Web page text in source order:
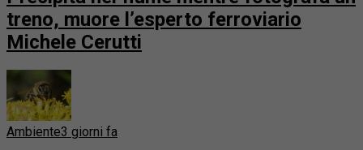
treno, muore l’esperto ferroviario
Michele Cerutti
Ambiente3 giorni fa